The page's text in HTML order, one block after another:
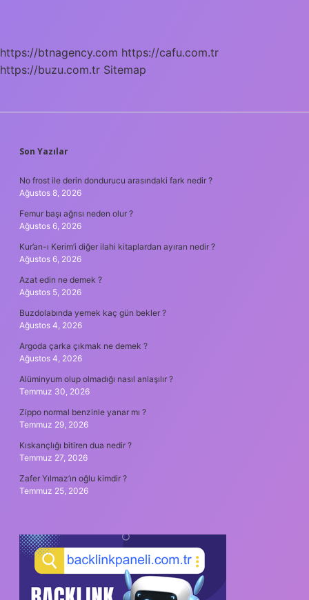
https://btnagency.com https://cafu.com.tr
https://buzu.com.tr Sitemap
SIDEBAR
Son Yazılar
No frost ile derin dondurucu arasındaki fark nedir ?
Ağustos 8, 2026
Femur başı ağrısı neden olur ?
Ağustos 6, 2026
Kur’an-ı Kerim’i diğer ilahi kitaplardan ayıran nedir ?
Ağustos 6, 2026
Azat edin ne demek ?
Ağustos 5, 2026
Buzdolabında yemek kaç gün bekler ?
Ağustos 4, 2026
Argoda çarka çıkmak ne demek ?
Ağustos 4, 2026
Alüminyum olup olmadığı nasıl anlaşılır ?
Temmuz 30, 2026
Zippo normal benzinle yanar mı ?
Temmuz 29, 2026
Kıskançlığı bitiren dua nedir ?
Temmuz 27, 2026
Zafer Yılmaz’ın oğlu kimdir ?
Temmuz 25, 2026